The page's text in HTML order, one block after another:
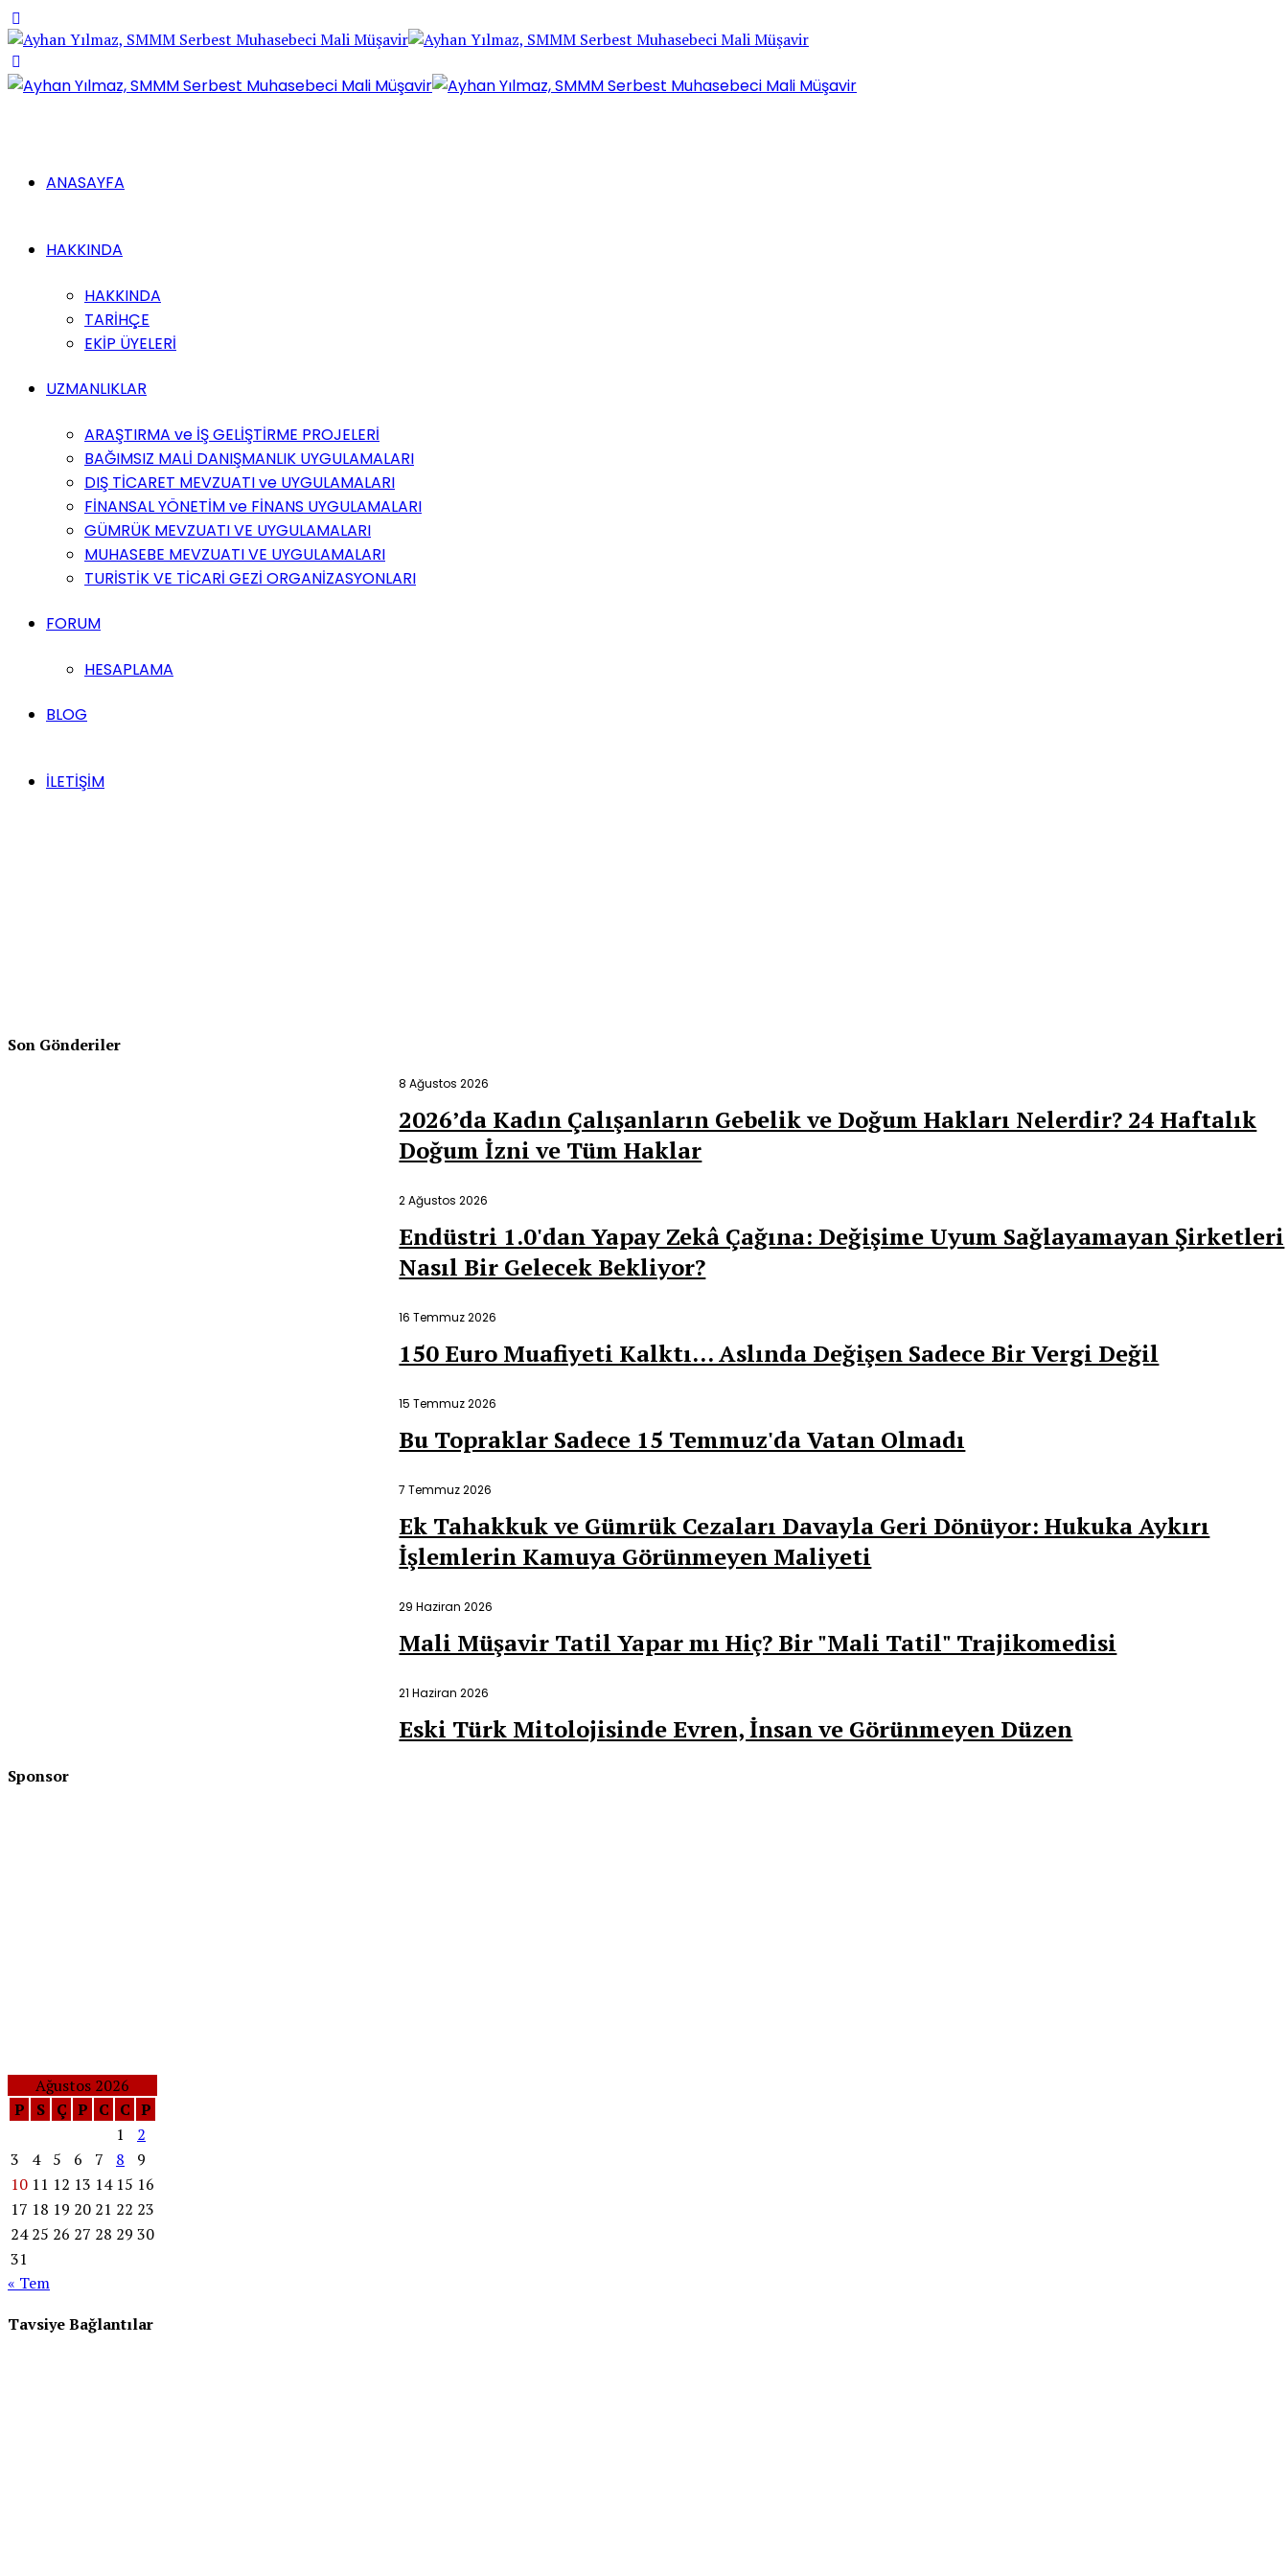
ANASAYFA
HAKKINDA
HAKKINDA
TARİHÇE
EKİP ÜYELERİ
UZMANLIKLAR
ARAŞTIRMA ve İŞ GELİŞTİRME PROJELERİ
BAĞIMSIZ MALİ DANIŞMANLIK UYGULAMALARI
DIŞ TİCARET MEVZUATI ve UYGULAMALARI
FİNANSAL YÖNETİM ve FİNANS UYGULAMALARI
GÜMRÜK MEVZUATI VE UYGULAMALARI
MUHASEBE MEVZUATI VE UYGULAMALARI
TURİSTİK VE TİCARİ GEZİ ORGANİZASYONLARI
FORUM
HESAPLAMA
BLOG
İLETİŞİM
Son Gönderiler
8 Ağustos 2026
2026’da Kadın Çalışanların Gebelik ve Doğum Hakları Nelerdir? 24 Haftalık
Doğum İzni ve Tüm Haklar
2 Ağustos 2026
Endüstri 1.0'dan Yapay Zekâ Çağına: Değişime Uyum Sağlayamayan Şirketleri
Nasıl Bir Gelecek Bekliyor?
16 Temmuz 2026
150 Euro Muafiyeti Kalktı… Aslında Değişen Sadece Bir Vergi Değil
15 Temmuz 2026
Bu Topraklar Sadece 15 Temmuz'da Vatan Olmadı
7 Temmuz 2026
Ek Tahakkuk ve Gümrük Cezaları Davayla Geri Dönüyor: Hukuka Aykırı
İşlemlerin Kamuya Görünmeyen Maliyeti
29 Haziran 2026
Mali Müşavir Tatil Yapar mı Hiç? Bir "Mali Tatil" Trajikomedisi
21 Haziran 2026
Eski Türk Mitolojisinde Evren, İnsan ve Görünmeyen Düzen
Sponsor
Ağustos 2026
P
S Ç P C C P
1
2
3
4 5 6 7 8
9
10 11 12 13 14 15 16
17 18 19 20 21 22 23
24 25 26 27 28 29 30
31
« Tem
Tavsiye Bağlantılar